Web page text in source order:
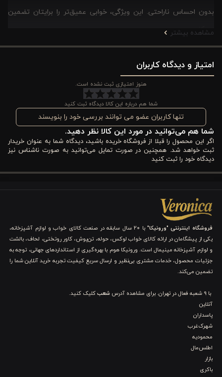
بدون احساس ناراحتی. این ویژگی، خوابی عمیق‌تر را برایتان تضمین
می‌کند.
علاوه بر این، دوام بالای این پارچه و رنگ ثابت آن به این معنی است
که ست لحاف شما زیبایی اولیه خود را برای مدت طولانی حفظ خواهد
کرد و قابلیت شستشو در دمای ۳۰ درجه، نگهداری از آن را بسیار آسان
هوشمندانه برای کسانی است که به دنبال ترکیبی بی‌نقص از زیبایی،
کیفیت و آرامش در کالای خواب خود هستند.
ویژگی های کاور لحاف پنبه پوپلین 6 تکه دونفره ورونیکا
ست لحاف ۶ تکه دونفره ورونیکا مدل Daisy، رنگ صورتی دلنشین و
آرامش‌بخش را برای شما به ارمغان می‌آورد. سایر ویژگی ها و مزایای
آن، عبارتند از:
۱. زیبایی دلنشین رنگ صورتی و طرح Daisy: لمسی از
لطافت و شادابی
رنگ صورتی این ست، نمادی از آرامش، عشق و لطافت است. این رنگ،
نه تنها فضایی گرم و صمیمی ایجاد می کند، بلکه آرامش و زیبایی را به
اتاق خواب شما هدیه می‌دهد و فضایی دلنشین و شاداب ایجاد می‌کند.
لطافت
مشاهده بیشتر
امتیاز و دیدگاه کاربران
هنوز امتیازی ثبت نشده است.
شما هم درباره این کالا دیدگاه ثبت کنید
تنها کاربران عضو می توانند بررسی خود را بنویسند
شما هم می‌توانید در مورد این کالا نظر دهید.
اگر این محصول را قبلا از فروشگاه خریده باشید، دیدگاه شما به عنوان خریدار
ثبت خواهد شد. همچنین در صورت تمایل می‌توانید به صورت ناشناس نیز
دیدگاه خود را ثبت کنید
فروشگاه اینترنتی "ورونیکا"
با ۲۰ سال سابقه در صنعت کالای خواب و لوازم آشپزخانه،
یکی از پیشگامان در ارائه کالای خواب لوکس، حوله، تن‌پوش، کاور روتختی، لحاف، بالشت
و لوازم آشپزخانه مینیمال است. ورونیکا هوم با بهره‌گیری از استانداردهای جهانی، توجه به
جزئیات محصول، خدمات مشتری بی‌نظیر و ارسال سریع کیفیت تجربه خرید آنلاین شما را
تضمین می‌کند.
با 9 شعبه فعال در تهران. برای مشاهده آدرس شعبکلیک کنید.
آنلاین
پاسداران
شهرک‌غرب
محمودیه
اطلس‌مال
بازار
باکری